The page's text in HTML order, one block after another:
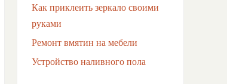
Как приклеить зеркало своими
руками
Ремонт вмятин на мебели
Устройство наливного пола